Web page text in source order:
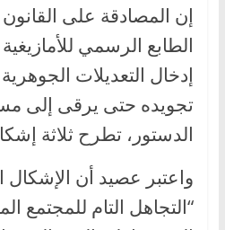
إن المصادقة على
الطابع الرسمي
إدخال التعديلات
تجويده حتى يرقى إلى
الدستور، تطرح ثلاثة
واعتبر عصيد أن الإشكال
“التجاهل التام للمجتمع